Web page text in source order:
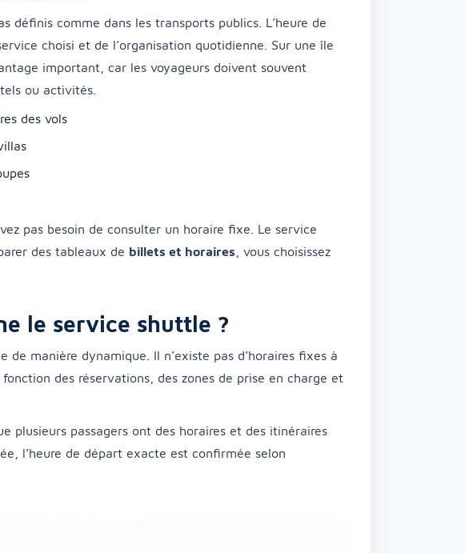
définis comme dans les transports publics. L’heure de
choisi et de l’organisation quotidienne. Sur une île
important, car les voyageurs doivent souvent
ou activités.
des vols
pas besoin de consulter un horaire fixe. Le service
des tableaux de billets et horaires , vous choisissez
le service shuttle ?
de manière dynamique. Il n’existe pas d’horaires fixes à
des réservations, des zones de prise en charge et
plusieurs passagers ont des horaires et des itinéraires
l’heure de départ exacte est confirmée selon